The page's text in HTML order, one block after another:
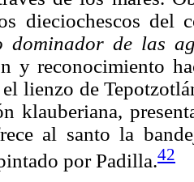
dieciochescos del
dominador de las
y reconocimiento
el lienzo de
klauberiana,
al santo la
por Padilla.42